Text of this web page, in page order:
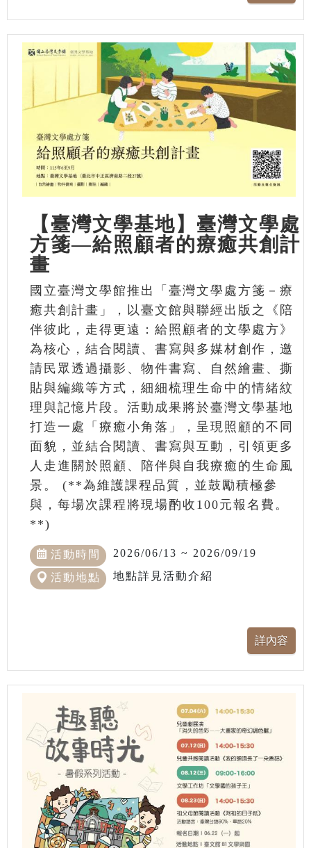
【臺灣文學基地】臺灣文學處
方箋—給照顧者的療癒共創計
畫
國立臺灣文學館推出「臺灣文學處方箋－療
癒共創計畫」，以臺文館與聯經出版之《陪
伴彼此，走得更遠：給照顧者的文學處方》
為核心，結合閱讀、書寫與多媒材創作，邀
請民眾透過攝影、物件書寫、自然繪畫、撕
貼與編織等方式，細細梳理生命中的情緒紋
理與記憶片段。活動成果將於臺灣文學基地
打造一處「療癒小角落」，呈現照顧的不同
面貌，並結合閱讀、書寫與互動，引領更多
人走進關於照顧、陪伴與自我療癒的生命風
景。 (**為維護課程品質，並鼓勵積極參
與，每場次課程將現場酌收100元報名費。
**)
活動時間 2026/06/13 ~ 2026/09/19
活動地點 地點詳見活動介紹